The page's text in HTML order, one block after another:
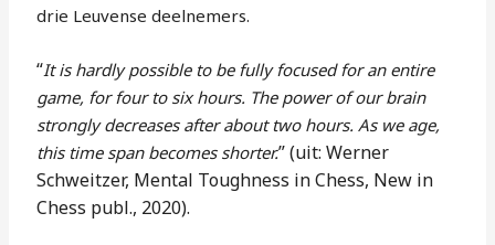
drie Leuvense deelnemers.
“It is hardly possible to be fully focused for an entire
game, for four to six hours. The power of our brain
strongly decreases after about two hours. As we age,
this time span becomes shorter.” (uit: Werner
Schweitzer, Mental Toughness in Chess, New in
Chess publ., 2020).